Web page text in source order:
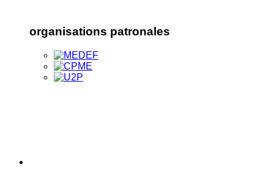
organisations patronales